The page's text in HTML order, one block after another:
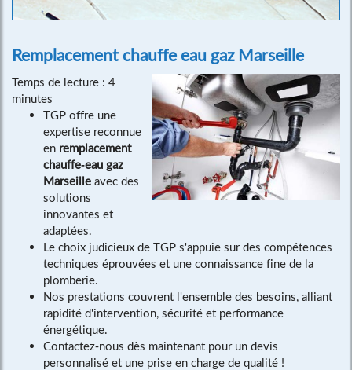
Remplacement chauffe eau gaz Marseille
Temps de lecture : 4
minutes
TGP offre une
expertise reconnue
en remplacement
chauffe-eau gaz
Marseille avec des
solutions
innovantes et
adaptées.
Le choix judicieux de TGP s'appuie sur des compétences
techniques éprouvées et une connaissance fine de la
plomberie.
Nos prestations couvrent l'ensemble des besoins, alliant
rapidité d'intervention, sécurité et performance
énergétique.
Contactez-nous dès maintenant pour un devis
personnalisé et une prise en charge de qualité !